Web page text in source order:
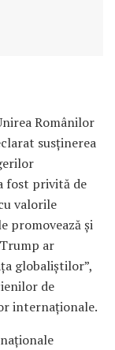
Românilor
susținerea
fost privită de
valorile
promovează și
ar
globaliștilor”,
de
internaționale.